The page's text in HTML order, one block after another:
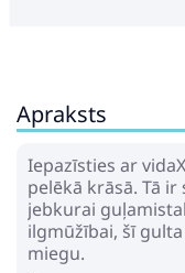
Apraksts
Iepazīsties ar
pelēkā krāsā. Tā
jebkurai
ilgmūžībai, šī
miegu.